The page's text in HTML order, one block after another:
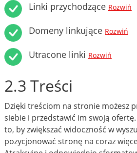
Linki przychodzące Rozwiń
Domeny linkujące Rozwiń
Utracone linki Rozwiń
2.3 Treści
Dzięki treściom na stronie możesz
siebie i przedstawić im swoją
to, by zwiększać widoczność w
pozycjonować stronę na coraz